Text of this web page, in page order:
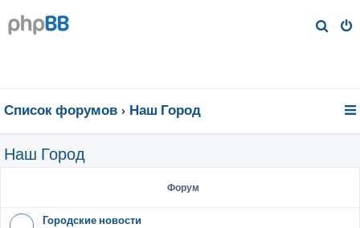
Список форумов Наш Город
Наш Город
Форум
Городские новости